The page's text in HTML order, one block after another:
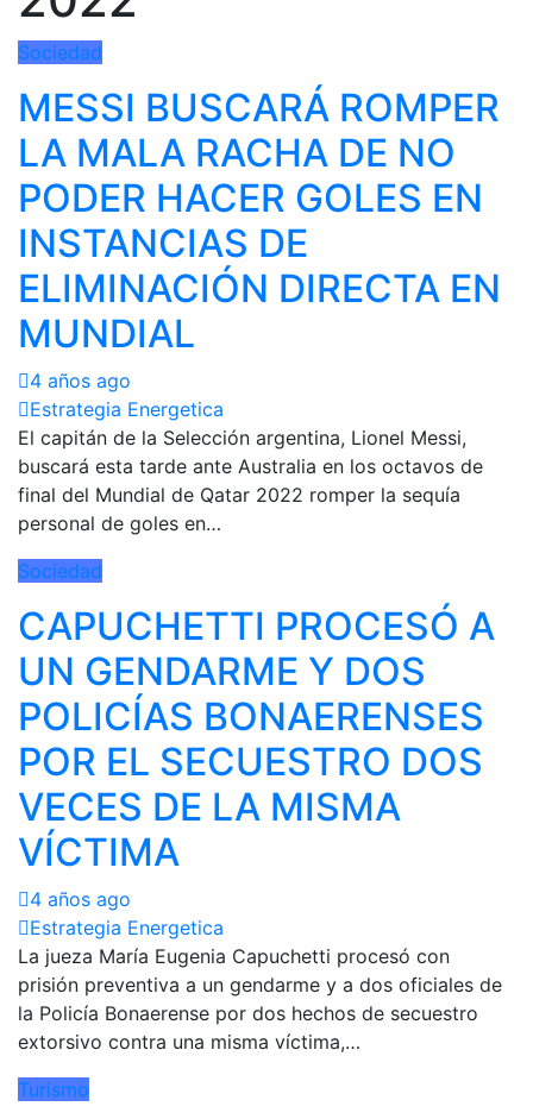
Sociedad
MESSI BUSCARÁ ROMPER
LA MALA RACHA DE NO
PODER HACER GOLES EN
INSTANCIAS DE
ELIMINACIÓN DIRECTA EN
MUNDIAL
4 años ago
Estrategia Energetica
El capitán de la Selección argentina, Lionel Messi,
buscará esta tarde ante Australia en los octavos de
final del Mundial de Qatar 2022 romper la sequía
personal de goles en…
Sociedad
CAPUCHETTI PROCESÓ A
UN GENDARME Y DOS
POLICÍAS BONAERENSES
POR EL SECUESTRO DOS
VECES DE LA MISMA
VÍCTIMA
4 años ago
Estrategia Energetica
La jueza María Eugenia Capuchetti procesó con
prisión preventiva a un gendarme y a dos oficiales de
la Policía Bonaerense por dos hechos de secuestro
extorsivo contra una misma víctima,…
Turismo